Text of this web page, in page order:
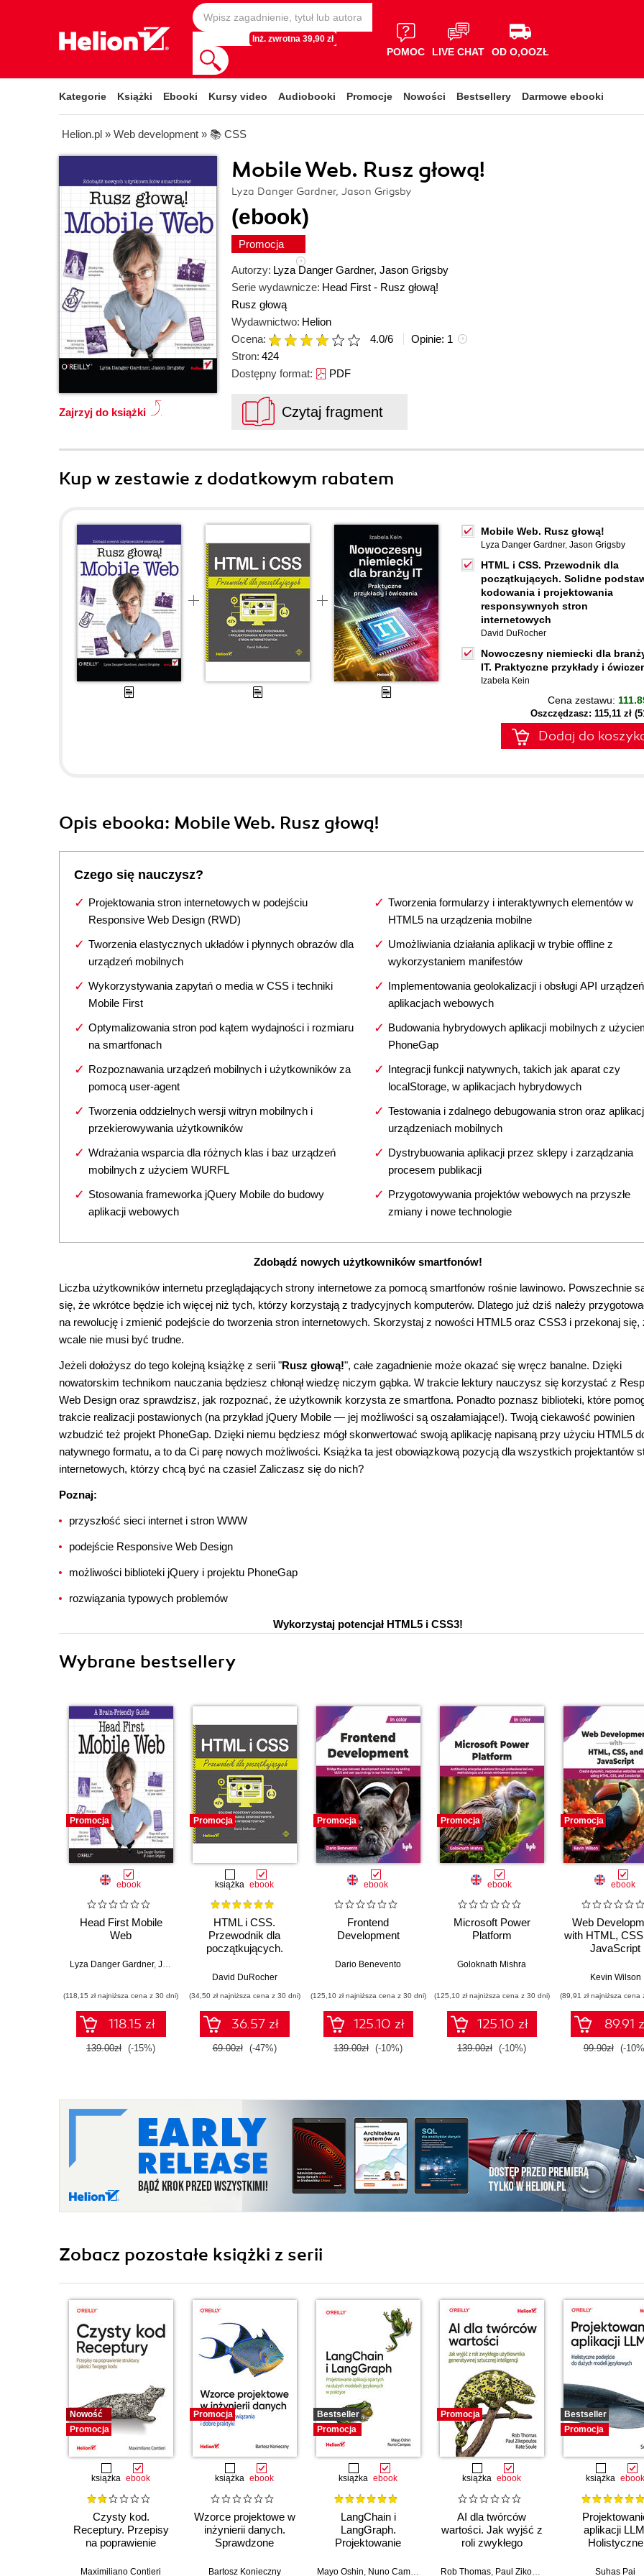
Inż. zwrotna 39,90 zł
POMOC LIVE CHAT OD O,OOZŁ
Kategorie Książki Ebooki Kursy video Audiobooki Promocje Nowości Bestsellery Darmowe ebooki
Helion.pl » Web development » 📚 CSS
Mobile Web. Rusz głową!
Lyza Danger Gardner, Jason Grigsby
(ebook)
Promocja
Zajrzyj do książki
Autorzy: Lyza Danger Gardner, Jason Grigsby
Serie wydawnicze: Head First - Rusz głową!
Rusz głową
Wydawnictwo: Helion
Ocena:
4.0/6 Opinie: 1
Stron: 424
Dostępny format: PDF
Czytaj fragment
Kup w zestawie z dodatkowym rabatem
Mobile Web. Rusz głową!
Lyza Danger Gardner, Jason Grigsby
HTML i CSS. Przewodnik dla
początkujących. Solidne
kodowania i projektowania
responsywnych stron
internetowych
David DuRocher
Nowoczesny niemiecki dla
IT. Praktyczne przykłady i
Izabela Kein
Cena zestawu:
Oszczędzasz: 115,11 zł
Dodaj do
Opis ebooka: Mobile Web. Rusz głową!
Czego się nauczysz?
Projektowania stron internetowych w podejściu
Responsive Web Design (RWD)
Tworzenia elastycznych układów i płynnych obrazów dla
urządzeń mobilnych
Wykorzystywania zapytań o media w CSS i techniki
Mobile First
Optymalizowania stron pod kątem wydajności i rozmiaru
na smartfonach
Rozpoznawania urządzeń mobilnych i użytkowników za
pomocą user-agent
Tworzenia oddzielnych wersji witryn mobilnych i
przekierowywania użytkowników
Wdrażania wsparcia dla różnych klas i baz urządzeń
mobilnych z użyciem WURFL
Stosowania frameworka jQuery Mobile do budowy
aplikacji webowych
Tworzenia formularzy i interaktywnych elementów w
HTML5 na urządzenia mobilne
Umożliwiania działania aplikacji w trybie offline z
wykorzystaniem manifestów
Implementowania geolokalizacji i obsługi API
aplikacjach webowych
Budowania hybrydowych aplikacji mobilnych z
PhoneGap
Integracji funkcji natywnych, takich jak aparat czy
localStorage, w aplikacjach hybrydowych
Testowania i zdalnego debugowania stron oraz
urządzeniach mobilnych
Dystrybuowania aplikacji przez sklepy i zarządzania
procesem publikacji
Przygotowywania projektów webowych na przyszłe
zmiany i nowe technologie
Zdobądź nowych użytkowników smartfonów!
Liczba użytkowników internetu przeglądających strony internetowe za pomocą smartfonów rośnie lawinowo. Powszechnie
się, że wkrótce będzie ich więcej niż tych, którzy korzystają z tradycyjnych komputerów. Dlatego już dziś należy
na rewolucję i zmienić podejście do tworzenia stron internetowych. Skorzystaj z nowości HTML5 oraz CSS3 i przekonaj się,
wcale nie musi być trudne.
Jeżeli dołożysz do tego kolejną książkę z serii "Rusz głową!", całe zagadnienie może okazać się wręcz banalne. Dzięki
nowatorskim technikom nauczania będziesz chłonął wiedzę niczym gąbka. W trakcie lektury nauczysz się korzystać z
Web Design oraz sprawdzisz, jak rozpoznać, że użytkownik korzysta ze smartfona. Ponadto poznasz biblioteki, które
trakcie realizacji postawionych (na przykład jQuery Mobile — jej możliwości są oszałamiające!). Twoją ciekawość powinien
wzbudzić też projekt PhoneGap. Dzięki niemu będziesz mógł skonwertować swoją aplikację napisaną przy użyciu HTML5
natywnego formatu, a to da Ci parę nowych możliwości. Książka ta jest obowiązkową pozycją dla wszystkich projektantów
internetowych, którzy chcą być na czasie! Zaliczasz się do nich?
Poznaj:
przyszłość sieci internet i stron WWW
podejście Responsive Web Design
możliwości biblioteki jQuery i projektu PhoneGap
rozwiązania typowych problemów
Wykorzystaj potencjał HTML5 i CSS3!
Wybrane bestsellery
Promocja
ebook
Head First Mobile
Web
Lyza Danger Gardner, Jason Grigsby
(118,15 zł najniższa cena z 30 dni)
118.15 zł
139.00zł (-15%)
Promocja
książka ebook
HTML i CSS.
Przewodnik dla
początkujących.
kodowania i
responsywnych stron
internetowych
David DuRocher
(34,50 zł najniższa cena z 30 dni)
36.57 zł
69.00zł (-47%)
Promocja
ebook
Frontend
Development
Dario Benevento
(125,10 zł najniższa cena z 30 dni)
125.10 zł
139.00zł (-10%)
Promocja
ebook
Microsoft Power
Platform
Goloknath Mishra
(125,10 zł najniższa cena z 30 dni)
125.10 zł
139.00zł (-10%)
Promocja
ebook
Web
with HTML,
JavaScript
Kevin Wilson
(89,91 zł najniższa cena
89.91
99.90zł (-
Zobacz pozostałe książki z serii
Nowość
Promocja
książka ebook
Czysty kod.
Receptury. Przepisy
na poprawienie
Twojego kodu
Maximiliano Contieri
Promocja
książka ebook
Wzorce projektowe w
inżynierii danych.
Sprawdzone
praktyki
Bartosz Konieczny
Bestseller
Promocja
książka ebook
LangChain i
LangGraph.
Projektowanie
dużych modelach
Mayo Oshin Nuno Campos
Promocja
książka ebook
AI dla twórców
wartości. Jak wyjść z
roli zwykłego
generatywnej
Rob Thomas Paul Zikopoulos Kate Soule
Bestseller
Promocja
książka ebook
aplikacji
Holistyczne
modeliSuhas Pai